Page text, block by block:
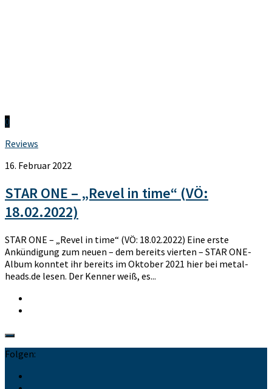
0
Reviews
16. Februar 2022
STAR ONE – „Revel in time“ (VÖ:
18.02.2022)
STAR ONE – „Revel in time“ (VÖ: 18.02.2022) Eine erste
Ankündigung zum neuen – dem bereits vierten – STAR ONE-
Album konntet ihr bereits im Oktober 2021 hier bei metal-
heads.de lesen. Der Kenner weiß, es...
Folgen: